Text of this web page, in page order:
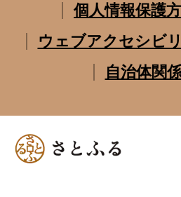
個人情報保護
ウェブアクセシビ
自治体関